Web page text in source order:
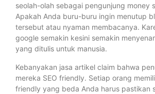
seolah-olah sebagai pengunjung money
Apakah Anda buru-buru ingin menutup
tersebut atau nyaman membacanya.
google semakin kesini semakin
yang ditulis untuk manusia.
Kebanyakan jasa artikel claim bahwa
mereka SEO friendly. Setiap orang
friendly yang beda Anda harus pastikan